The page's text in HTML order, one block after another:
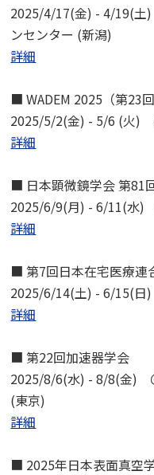
2025/4/17(金) - 4/19(土
ンセンター (新潟)
詳細
■ WADEM 2025（第23
2025/5/2(金) - 5/6 (火)
詳細
■ 日本顕微鏡学会 第81
2025/6/9(月) - 6/11(水)
詳細
■ 第7回日本在宅医療連
2025/6/14(土) - 6/15(
詳細
■ 第22回加速器学会
2025/8/6(水) - 8/8(金)
(東京)
詳細
■ 2025年日本表面真空